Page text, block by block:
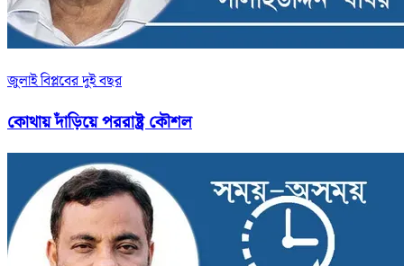
জুলাই বিপ্লবের দুই বছর
কোথায় দাঁড়িয়ে পররাষ্ট্র কৌশল